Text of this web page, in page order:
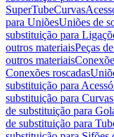
SuperTubeCurvas
para UniõesUniões de
substituição para
outros materiaisPeças
outros materiais
Conexões roscadas
substituição para
substituição para
de substituição para
de substituição para